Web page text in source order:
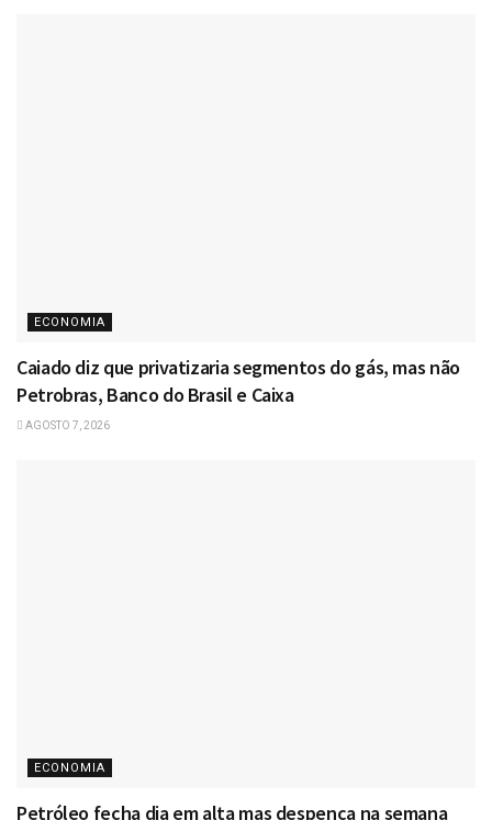
ECONOMIA
Caiado diz que privatizaria segmentos do gás, mas não
Petrobras, Banco do Brasil e Caixa
AGOSTO 7, 2026
ECONOMIA
Petróleo fecha dia em alta mas despenca na semana